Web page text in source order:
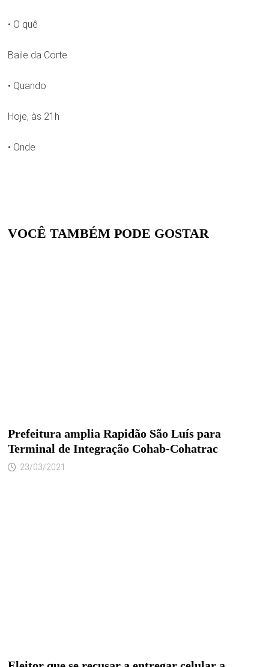
• O quê
Baile da Corte
• Quando
Hoje, às 21h
• Onde
VOCÊ TAMBÉM PODE GOSTAR
Prefeitura amplia Rapidão São Luís para
Terminal de Integração Cohab-Cohatrac
23/03/2021